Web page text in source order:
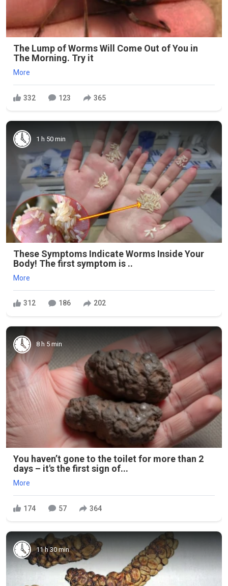
The Lump of Worms Will Come Out of You in
The Morning. Try it
More
332 123 365
1 h 50 min
These Symptoms Indicate Worms Inside Your
Body! The first symptom is ..
More
312 186 202
8 h 5 min
You haven’t gone to the toilet for more than 2
days – it's the first sign of...
More
174 57 364
11 h 30 min